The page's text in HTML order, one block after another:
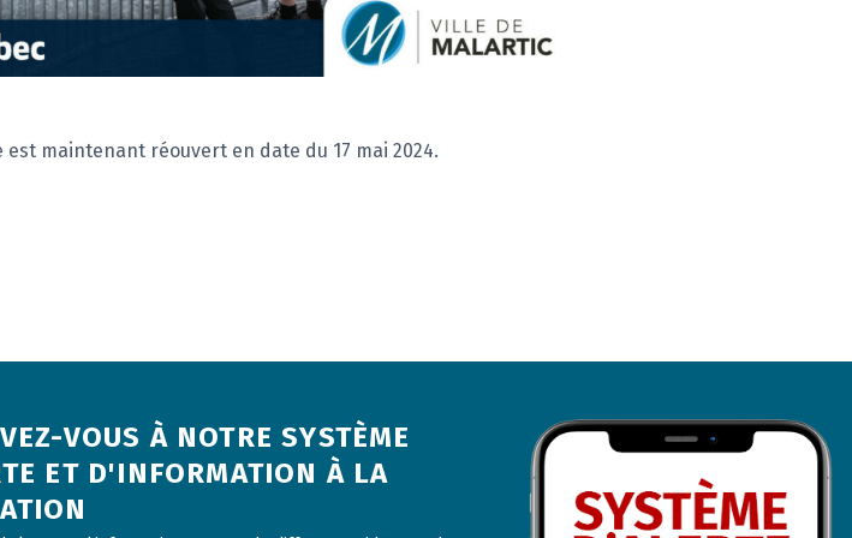
maintenant réouvert en date du 17 mai 2024.
VOUS À NOTRE SYSTÈME
ET D'INFORMATION À LA